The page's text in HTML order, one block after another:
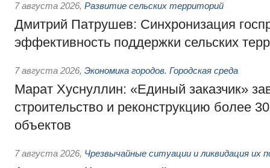
7 августа 2026, Развитие сельских территорий
Дмитрий Патрушев: Синхронизация
эффективность поддержки сельских
7 августа 2026, Экономика городов. Городская среда
Марат Хуснуллин: «Единый заказчик»
строительство и реконструкцию более
объектов
7 августа 2026, Чрезвычайные ситуации и ликвидация их